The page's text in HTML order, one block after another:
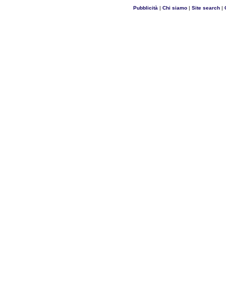
Pubblicità | Chi siamo | Site search |